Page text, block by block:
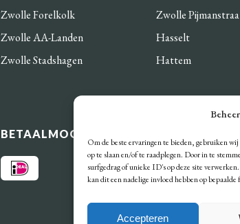
Om de beste ervaringen te bieden, gebruiken
op te slaan en/of te raadplegen. Door in te
surfgedrag of unieke ID's op deze site
kan dit een nadelige invloed hebben op
Accepteren
Zwolle Forelkolk
Zwolle
Zwolle AA-Landen
Hasselt
Zwolle Stadshagen
Hattem
BETAALMOGELIJKHEDEN